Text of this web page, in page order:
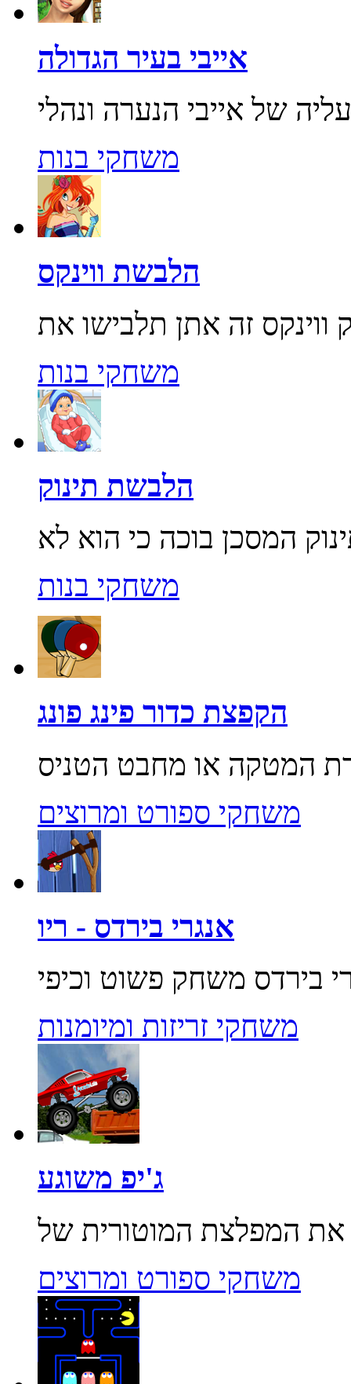
אייבי בעיר הגדולה
משחקי בנות
הלבשת ווינקס
משחקי בנות
הלבשת תינוק
משחקי בנות
הקפצת כדור פינג פונג
משחקי ספורט ומרוצים
אנגרי בירדס - ריו
משחקי זריזות ומיומנות
ג'יפ משוגע
משחקי ספורט ומרוצים